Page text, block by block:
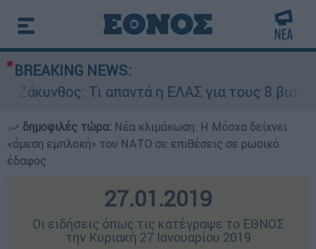
BREAKING NEWS:
απαντά η ΕΛΑΣ για τους 8 βιασμούς
δημοφιλές τώρα: Νέα κλιμάκωση: Η Μόσχα δείχνει
«άμεση εμπλοκή» του ΝΑΤΟ σε επιθέσεις σε ρωσικό
έδαφος
27.01.2019
Οι ειδήσεις όπως τις κατέγραψε το ΕΘΝΟΣ
την Κυριακή 27 Ιανουαρίου 2019